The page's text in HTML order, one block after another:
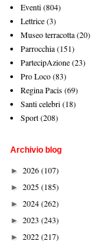
Eventi(804)
Lettrice(3)
Museo terracotta(20)
Parrocchia(151)
PartecipAzione(23)
Pro Loco(83)
Regina Pacis(69)
Santi celebri(18)
Sport(208)
Archivio blog
► 2026(107)
► 2025(185)
► 2024(262)
► 2023 (243)
► 2022(217)